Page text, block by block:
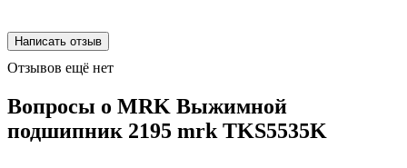
Отзывов ещё нет
Вопросы о MRK Выжимной
подшипник 2195 mrk TKS5535K